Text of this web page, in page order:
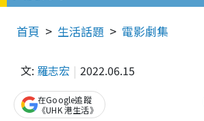
首頁 生活話題 電影劇集
文: 羅志宏 2022.06.15
在Google追蹤
《UHK 港生活》